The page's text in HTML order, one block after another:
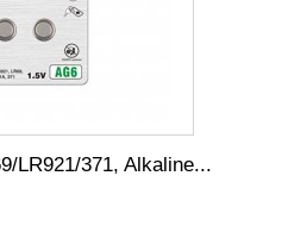
LR921/371, Alkaline...